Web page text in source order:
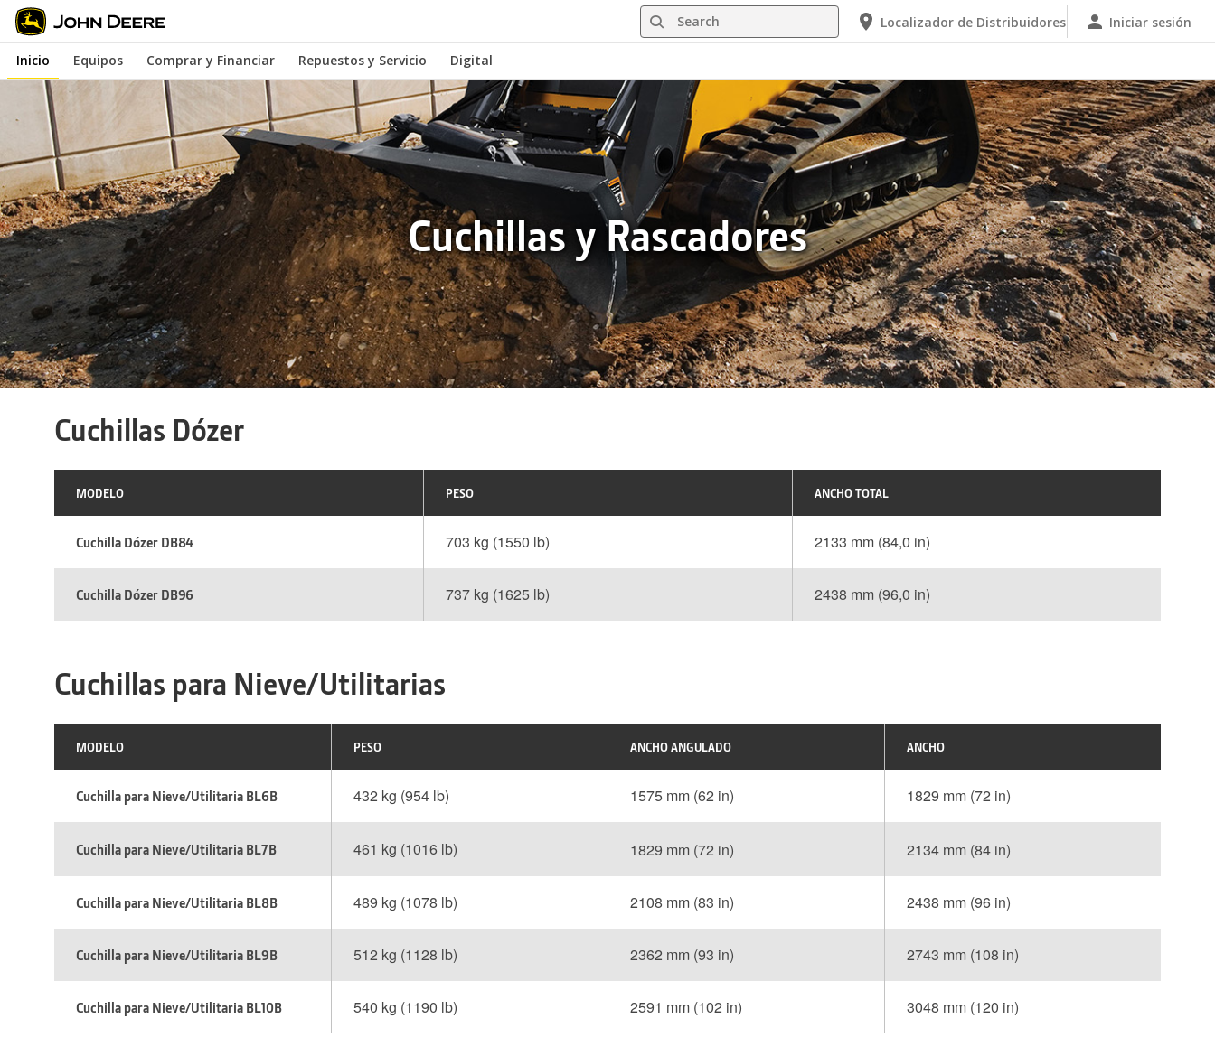
Saltar
a
contenido
principal
Search Localizador de Distribuidores Iniciar sesión
Inicio Equipos Comprar y Financiar Repuestos y Servicio Digital
Cuchillas y Rascadores
Cuchillas Dózer
MODELO PESO ANCHO TOTAL
Cuchilla Dózer DB84 703 kg (1550 lb) 2133 mm (84,0 in)
Cuchilla Dózer DB96 737 kg (1625 lb) 2438 mm (96,0 in)
Cuchillas para Nieve/Utilitarias
MODELO PESO ANCHO ANGULADO ANCHO
Cuchilla para Nieve/Utilitaria BL6B 432 kg (954 lb) 1575 mm (62 in) 1829 mm (72 in)
Cuchilla para Nieve/Utilitaria BL7B 461 kg (1016 lb) 1829 mm (72 in) 2134 mm (84 in)
Cuchilla para Nieve/Utilitaria BL8B 489 kg (1078 lb) 2108 mm (83 in) 2438 mm (96 in)
Cuchilla para Nieve/Utilitaria BL9B 512 kg (1128 lb) 2362 mm (93 in) 2743 mm (108 in)
Cuchilla para Nieve/Utilitaria BL10B 540 kg (1190 lb) 2591 mm (102 in) 3048 mm (120 in)